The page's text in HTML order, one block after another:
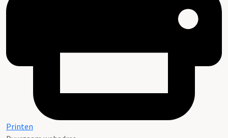
Printen